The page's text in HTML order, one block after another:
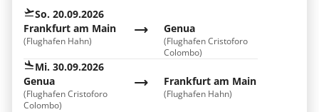
So. 20.09.2026
Frankfurt am Main
(Flughafen Hahn)
Genua
(Flughafen Cristoforo
Colombo)
Mi. 30.09.2026
Frankfurt am Main
(Flughafen Hahn)
Genua
(Flughafen Cristoforo
Colombo)